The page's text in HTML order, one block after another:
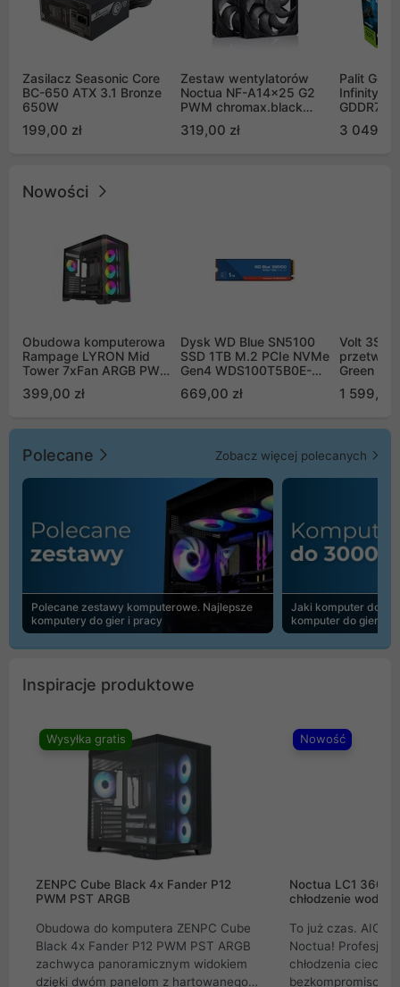
Zasilacz Seasonic Core
BC-650 ATX 3.1 Bronze
650W
199,00 zł
Zestaw wentylatorów
Noctua NF-A14x25 G2
PWM chromax.black
Push Pull (2szt)
319,00 zł
Palit
Infinity 3
GDDR7
GB2050S)
3 049,00
Nowości
Obudowa komputerowa
Rampage LYRON Mid
Tower 7xFan ARGB PWM
399,00 zł
Dysk WD Blue SN5100
SSD 1TB M.2 PCIe NVMe
Gen4 WDS100T5B0E-
669,00 zł
Volt
Green
1 599,00
Polecane Zobacz więcej polecanych
Polecane zestawy komputerowe. Najlepsze
komputery do gier i pracy
Jaki komputer do
komputer do gier |
Inspiracje produktowe
Wysyłka gratis
ZENPC Cube Black 4x Fander P12
PWM PST ARGB
Obudowa do komputera ZENPC Cube
Black 4x Fander P12 PWM PST ARGB
zachwyca panoramicznym widokiem
dzięki dwóm panelom z hartowanego
Nowość
Noctua LC1
chłodzenie wodne
To już czas. AIO
Noctua!
chłodzenia cieczą